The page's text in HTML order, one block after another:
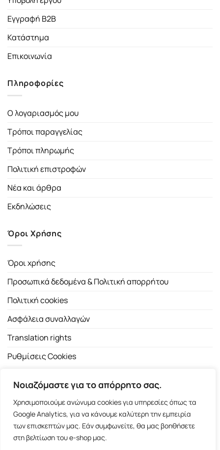
Νοιαζόμαστε για το απόρρητο σας.
Χρησιμοποιούμε ανώνυμα cookies για υπηρεσίες όπως τα
Google Analytics, για να κάνουμε καλύτερη την εμπειρία
των επισκεπτών μας. Εάν συμφωνείτε, θα μας βοηθήσετε
στη βελτίωση του e-shop μας.
Εγγραφή B2B
Κατάστημα
Επικοινωνία
Πληροφορίες
Ο λογαριασμός μου
Τρόποι παραγγελίας
Τρόποι πληρωμής
Πολιτική επιστροφών
Νέα και άρθρα
Εκδηλώσεις
Όροι Χρήσης
Όροι χρήσης
Προσωπικά δεδομένα & Πολιτική απορρήτου
Πολιτική cookies
Ασφάλεια συναλλαγών
Translation rights
Ρυθμίσεις Cookies
Copyright 2026 ©Εκδοτικός Οίκος Α.Α. Λιβάνη| All rights
reserved.